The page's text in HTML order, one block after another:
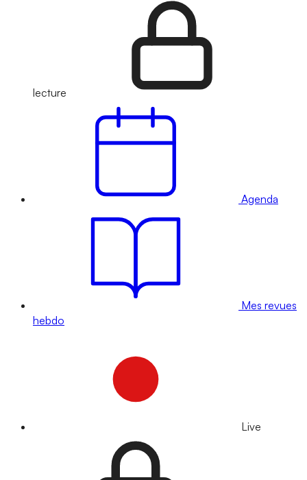
lecture
Agenda
Mes revues
hebdo
Live